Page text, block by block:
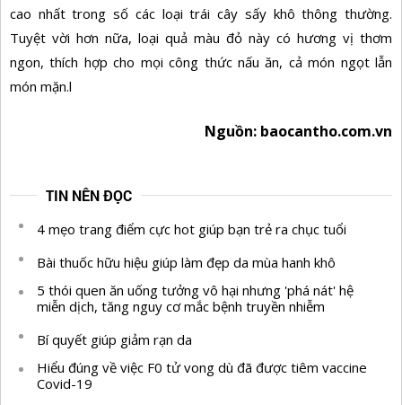
cao nhất trong số các loại trái cây sấy khô thông thường.
Tuyệt vời hơn nữa, loại quả màu đỏ này có hương vị thơm
ngon, thích hợp cho mọi công thức nấu ăn, cả món ngọt lẫn
món mặn.l
Nguồn: baocantho.com.vn
TIN NÊN ĐỌC
4 mẹo trang điểm cực hot giúp bạn trẻ ra chục tuổi
Bài thuốc hữu hiệu giúp làm đẹp da mùa hanh khô
5 thói quen ăn uống tưởng vô hại nhưng 'phá nát' hệ
miễn dịch, tăng nguy cơ mắc bệnh truyền nhiễm
Bí quyết giúp giảm rạn da
Hiểu đúng về việc F0 tử vong dù đã được tiêm vaccine
Covid-19